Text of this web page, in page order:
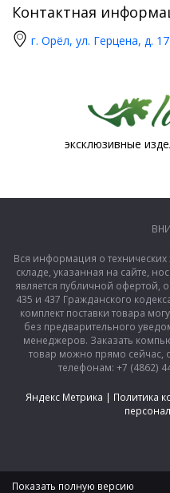
Контактная
г. Орёл, ул. Герцена, д. 17
эксклюзивные
Вся информация о технических
складе, указанная на сайте,
является публичной
435 и 437 Гражданского
комплект поставки товара
без предварительного
менеджеров. Заказать
товар можно прямо сейчас,
телефонам: +7 (4862)
Яндекс Метрика | Политика
Показать полную версию